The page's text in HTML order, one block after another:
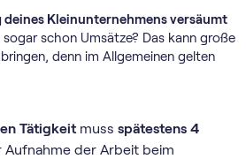
deines Kleinunternehmens versäumt
schon Umsätze? Das kann große
denn im Allgemeinen gelten
Tätigkeit muss spätestens 4
Aufnahme der Arbeit beim